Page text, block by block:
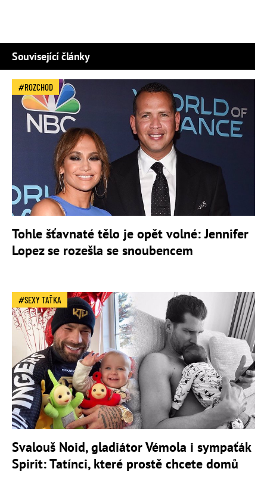
Související články
ROZCHOD
Tohle šťavnaté tělo je opět volné: Jennifer
Lopez se rozešla se snoubencem
SEXY TAŤKA
Svalouš Noid, gladiátor Vémola i sympaťák
Spirit: Tatínci, které prostě chcete domů